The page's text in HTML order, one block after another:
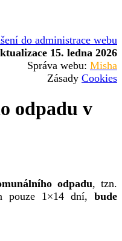
do administrace webu
15. ledna 2026
Správa webu: Misha
Zásady Cookies
odpadu v
odpadu, tzn.
pouze 1×14 dní, bude